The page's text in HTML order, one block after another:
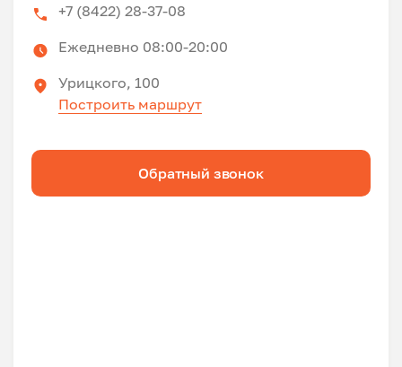
+7 (8422) 28-37-08
Ежедневно 08:00-20:00
Урицкого, 100
Построить маршрут
Обратный звонок